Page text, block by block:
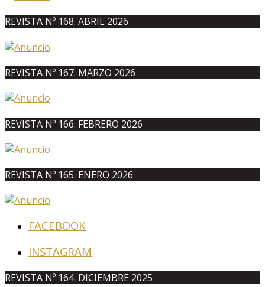
REVISTA Nº 168. ABRIL 2026
REVISTA Nº 167. MARZO 2026
REVISTA Nº 166. FEBRERO 2026
REVISTA Nº 165. ENERO 2026
FACEBOOK
INSTAGRAM
REVISTA Nº 164. DICIEMBRE 2025